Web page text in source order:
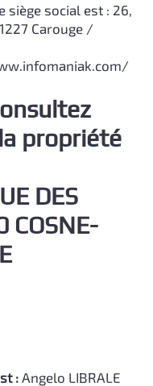
social est : 26,
Carouge /
propriété
DES
COSNE-
: Angelo LIBRALE